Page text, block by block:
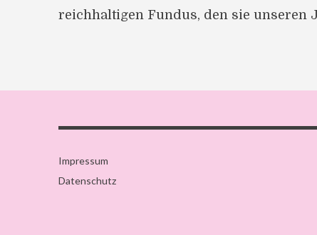
reichhaltigen Fundus, den sie unseren
Impressum
Datenschutz